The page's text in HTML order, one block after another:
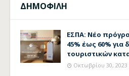
ΔΗΜΟΦΙΛΗ
ΕΣΠΑ: Νέο
45% έως 60% για
τουριστικών
Οκτωβρίου 30, 2023